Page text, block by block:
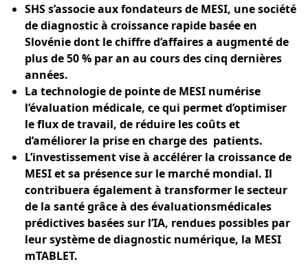
SHS s’associe aux fondateurs de MESI, une société
de diagnostic à croissance rapide basée en
Slovénie dont le chiffre d’affaires a augmenté de
plus de 50 % par an au cours des cinq dernières
années.
La technologie de pointe de MESI numérise
l’évaluation médicale, ce qui permet d’optimiser
le flux de travail, de réduire les coûts et
d’améliorer la prise en charge des patients.
L’investissement vise à accélérer la croissance de
MESI et sa présence sur le marché mondial. Il
contribuera également à transformer le secteur
de la santé grâce à des évaluationsmédicales
prédictives basées sur l’IA, rendues possibles par
leur système de diagnostic numérique, la MESI
mTABLET.